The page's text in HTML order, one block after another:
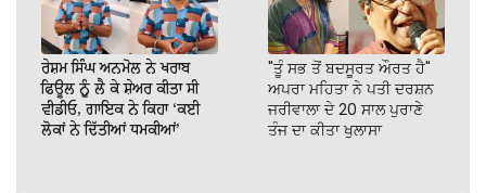
ਰੇਸ਼ਮ ਸਿੰਘ ਅਨਮੋਲ ਨੇ ਖਰਾਬ
ਫਿਊਲ ਨੂੰ ਲੈ ਕੇ ਸ਼ੇਅਰ ਕੀਤਾ ਸੀ
ਵੀਡੀਓ, ਗਾਇਕ ਨੇ ਕਿਹਾ ‘ਕਈ
ਲੋਕਾਂ ਨੇ ਦਿੱਤੀਆਂ ਧਮਕੀਆਂ’
"ਤੂੰ ਸਭ ਤੋਂ ਬਦਸੂਰਤ ਔਰਤ ਹੈ"
ਅਪਰਾ ਮਹਿਤਾ ਨੇ ਪਤੀ ਦਰਸ਼ਨ
ਜਰੀਵਾਲਾ ਦੇ 20 ਸਾਲ ਪੁਰਾਣੇ
ਤੰਜ ਦਾ ਕੀਤਾ ਖੁਲਾਸਾ